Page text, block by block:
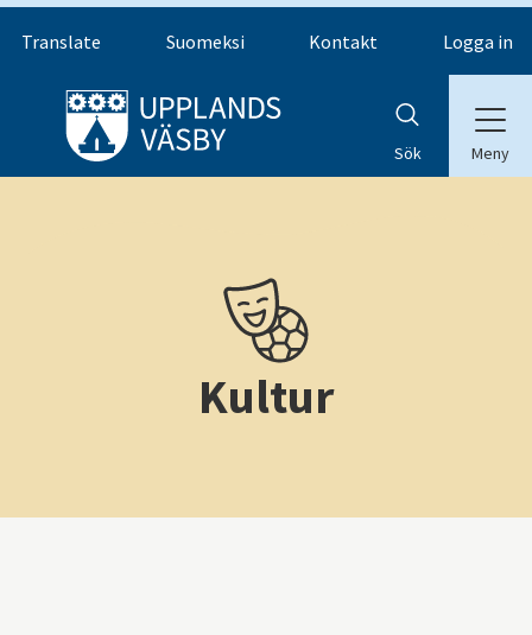
Gå till innehåll
Translate Suomeksi Kontakt Logga in
Sök Meny
Kultur